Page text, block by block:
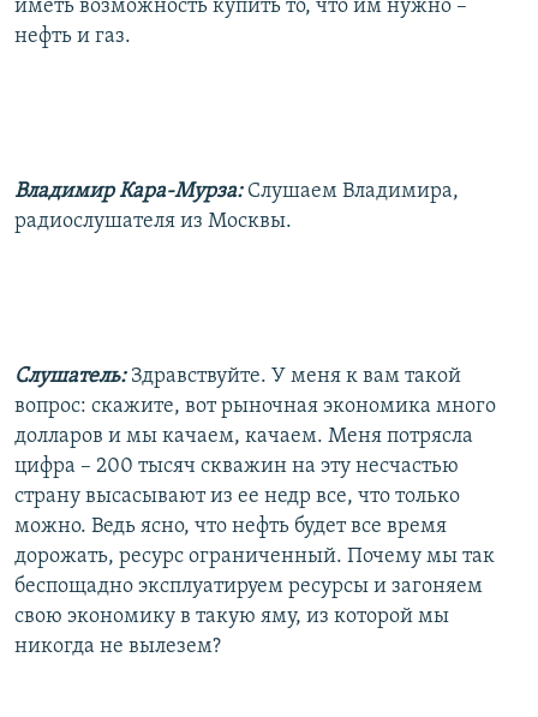
иметь возможность купить то, что им нужно –
нефть и газ.
Владимир Кара-Мурза: Слушаем Владимира,
радиослушателя из Москвы.
Слушатель: Здравствуйте. У меня к вам такой
вопрос: скажите, вот рыночная экономика много
долларов и мы качаем, качаем. Меня потрясла
цифра – 200 тысяч скважин на эту несчастью
страну высасывают из ее недр все, что только
можно. Ведь ясно, что нефть будет все время
дорожать, ресурс ограниченный. Почему мы так
беспощадно эксплуатируем ресурсы и загоняем
свою экономику в такую яму, из которой мы
никогда не вылезем?